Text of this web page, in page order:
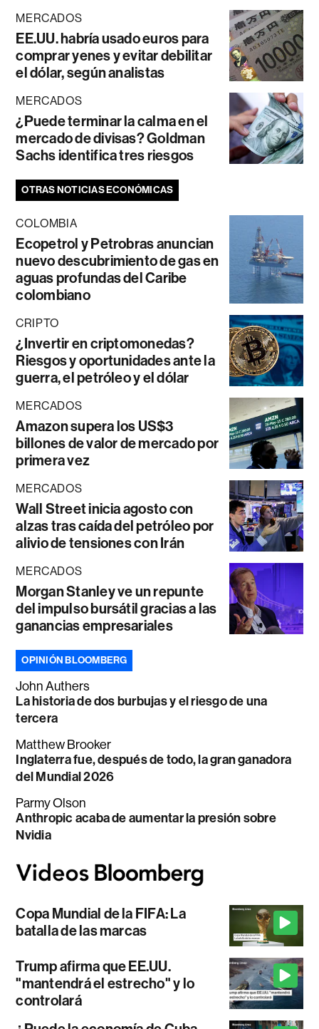
MERCADOS
EE.UU. habría usado euros para
comprar yenes y evitar debilitar
el dólar, según analistas
MERCADOS
¿Puede terminar la calma en el
mercado de divisas? Goldman
Sachs identifica tres riesgos
OTRAS NOTICIAS ECONÓMICAS
COLOMBIA
Ecopetrol y Petrobras anuncian
nuevo descubrimiento de gas en
aguas profundas del Caribe
colombiano
CRIPTO
¿Invertir en criptomonedas?
Riesgos y oportunidades ante la
guerra, el petróleo y el dólar
MERCADOS
Amazon supera los US$3
billones de valor de mercado por
primera vez
MERCADOS
Wall Street inicia agosto con
alzas tras caída del petróleo por
alivio de tensiones con Irán
MERCADOS
Morgan Stanley ve un repunte
del impulso bursátil gracias a las
ganancias empresariales
OPINIÓN BLOOMBERG
John Authers
La historia de dos burbujas y el riesgo de una
tercera
Matthew Brooker
Inglaterra fue, después de todo, la gran ganadora
del Mundial 2026
Parmy Olson
Anthropic acaba de aumentar la presión sobre
Nvidia
Copa Mundial de la FIFA: La
batalla de las marcas
Trump afirma que EE.UU.
"mantendrá el estrecho" y lo
controlará